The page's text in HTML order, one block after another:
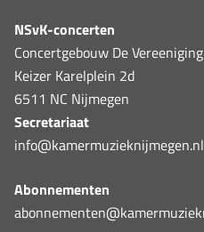
NSvK-concerten
Concertgebouw De Vereeniging
Keizer Karelplein 2d
6511 NC Nijmegen
Secretariaat
info@kamermuzieknijmegen.nl
Abonnementen